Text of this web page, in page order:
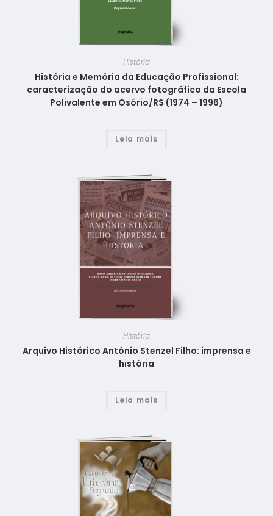
História
História e Memória da Educação Profissional:
caracterização do acervo fotográfico da Escola
Polivalente em Osório/RS (1974 – 1996)
Leia mais
História
Arquivo Histórico Antônio Stenzel Filho: imprensa e
história
Leia mais